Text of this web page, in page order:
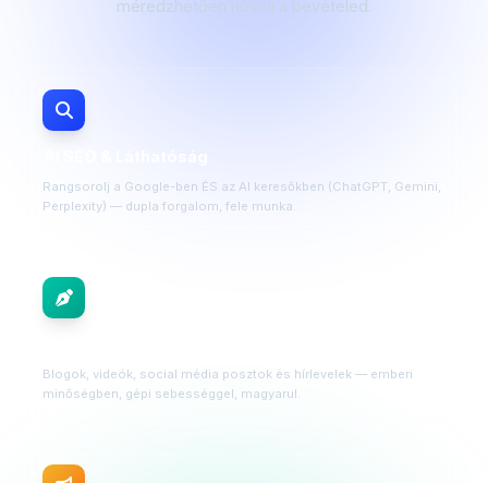
méredzhetően növeli a bevételed.
Rangsorolj a Google-ben ÉS az AI keresőkben (ChatGPT, Gemini,
Perplexity) — dupla forgalom, fele munka.
Blogok, videók, social média posztok és hírlevelek — emberi
minőségben, gépi sebességgel, magyarul.